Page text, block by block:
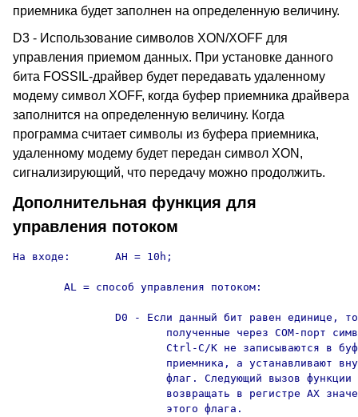
приемника будет заполнен на определенную величину.
D3 - Использование символов XON/XOFF для
управления приемом данных. При установке данного
бита FOSSIL-драйвер будет передавать удаленному
модему символ XOFF, когда буфер приемника драйвера
заполнится на определенную величину. Когда
программа считает символы из буфера приемника,
удаленному модему будет передан символ XON,
сигнализирующий, что передачу можно продолжить.
Дополнительная функция для
управления потоком
На входе:	AH = 10h;